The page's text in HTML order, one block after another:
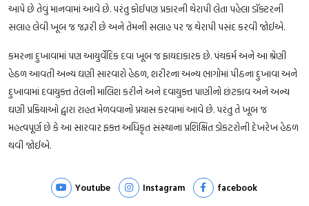
આપે છે તેવું માનવામાં આવે છે. પરંતુ કોઈપણ પ્રકારની થેરાપી લેતા પહેલા ડૉક્ટરની
સલાહ લેવી ખૂબ જ જરૂરી છે અને તેમની સલાહ પર જ થેરાપી પસંદ કરવી જોઈએ.
કમરના દુખાવામાં પણ આયુર્વેદિક દવા ખૂબ જ ફાયદાકારક છે. પંચકર્મ અને આ શ્રેણી
હેઠળ આવતી અન્ય ઘણી સારવારો હેઠળ, શરીરના અન્ય ભાગોમાં પીઠના દુખાવા અને
દુખાવામાં દવાયુક્ત તેલની માલિશ કરીને અને દવાયુક્ત પાણીનો છંટકાવ અને અન્ય
ઘણી પ્રક્રિયાઓ દ્વારા રાહત મેળવવાનો પ્રયાસ કરવામાં આવે છે. પરંતુ તે ખૂબ જ
મહત્વપૂર્ણ છે કે આ સારવાર ફક્ત અધિકૃત સંસ્થાના પ્રશિક્ષિત ડોકટરોની દેખરેખ હેઠળ
થવી જોઈએ.
Youtube Instagram facebook